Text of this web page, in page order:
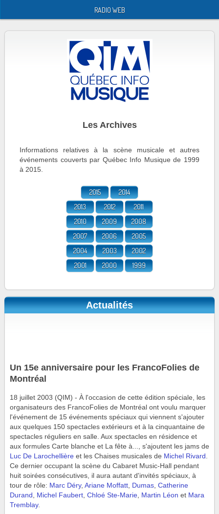
RADIO WEB
Les Archives
Informations relatives à la scène musicale et autres
événements couverts par Québec Info Musique de 1999
à 2015.
2015
2014
2013
2012
2011
2010
2009
2008
2007
2006
2005
2004
2003
2002
2001
2000 1999
Actualités
Un 15e anniversaire pour les FrancoFolies de
Montréal
18 juillet 2003 (QIM) - À l'occasion de cette édition spéciale, les
organisateurs des FrancoFolies de Montréal ont voulu marquer
l'événement de 15 événements spéciaux qui viennent s'ajouter
aux quelques 150 spectacles extérieurs et à la cinquantaine de
spectacles réguliers en salle. Aux spectacles en résidence et
aux formules Carte blanche et La fête à..., s'ajoutent les jams de
Luc De Larochellière et les Chaises musicales de Michel Rivard .
Ce dernier occupant la scène du Cabaret Music-Hall pendant
huit soirées consécutives, il aura autant d'invités spéciaux, à
tour de rôle: Marc Déry, Ariane Moffatt, Dumas, Catherine
Durand , Michel Faubert, Chloé Ste-Marie, Martin Léon et Mara
Tremblay.